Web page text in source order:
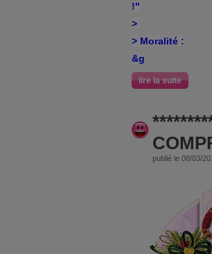
!"
>
> Moralité :
&g
lire la suite
publié le 08/03/